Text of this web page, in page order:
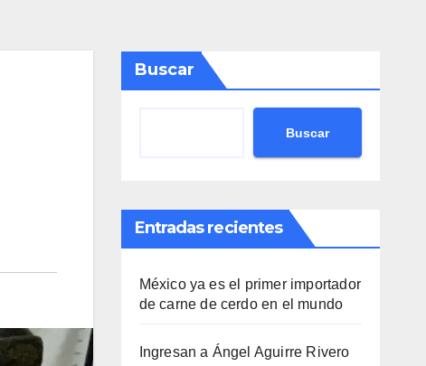
Buscar
Buscar
Entradas recientes
México ya es el primer importador
de carne de cerdo en el mundo
Ingresan a Ángel Aguirre Rivero